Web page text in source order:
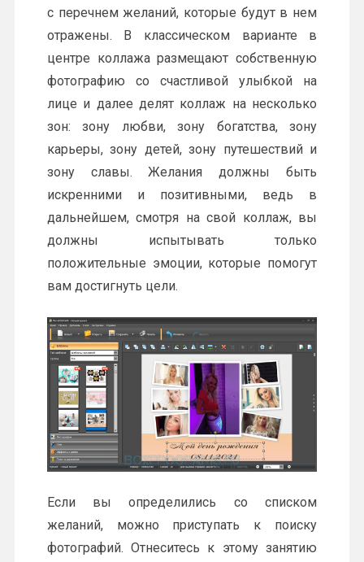
с перечнем желаний, которые будут в нем
отражены. В классическом варианте в
центре коллажа размещают собственную
фотографию со счастливой улыбкой на
лице и далее делят коллаж на несколько
зон: зону любви, зону богатства, зону
карьеры, зону детей, зону путешествий и
зону славы. Желания должны быть
искренними и позитивными, ведь в
дальнейшем, смотря на свой коллаж, вы
должны испытывать только
положительные эмоции, которые помогут
вам достигнуть цели.
Если вы определились со списком
желаний, можно приступать к поиску
фотографий. Отнеситесь к этому занятию